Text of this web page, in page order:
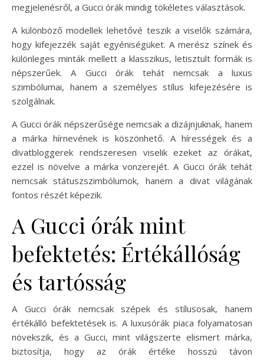
megjelenésről, a Gucci órák mindig tökéletes választások.
A különböző modellek lehetővé teszik a viselők számára,
hogy kifejezzék saját egyéniségüket. A merész színek és
különleges minták mellett a klasszikus, letisztult formák is
népszerűek. A Gucci órák tehát nemcsak a luxus
szimbólumai, hanem a személyes stílus kifejezésére is
szolgálnak.
A Gucci órák népszerűsége nemcsak a dizájnjuknak, hanem
a márka hírnevének is köszönhető. A hírességek és a
divatbloggerek rendszeresen viselik ezeket az órákat,
ezzel is növelve a márka vonzerejét. A Gucci órák tehát
nemcsak státuszszimbólumok, hanem a divat világának
fontos részét képezik.
A Gucci órák mint
befektetés: Értékállóság
és tartósság
A Gucci órák nemcsak szépek és stílusosak, hanem
értékálló befektetések is. A luxusórák piaca folyamatosan
növekszik, és a Gucci, mint világszerte elismert márka,
biztosítja, hogy az órák értéke hosszú távon